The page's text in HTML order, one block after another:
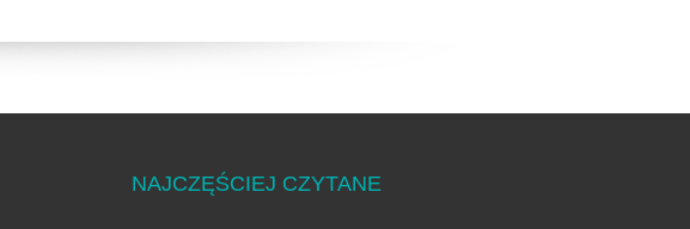
NAJCZĘŚCIEJ CZYTANE